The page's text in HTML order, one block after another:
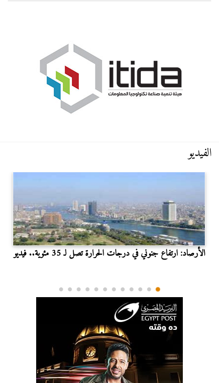
الفيديو
الأرصاد: ارتفاع جنوني في درجات الحرارة تصل لـ 35 مئوية.. فيديو